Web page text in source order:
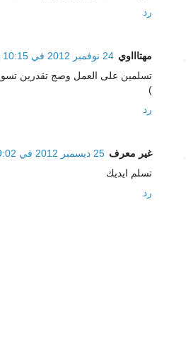
رد
مهتاااوي 24 نوفمبر 2012 في 10:15 م
تسلمين على العمل وصج تقدرين
)
رد
غير معرف 25 ديسمبر 2012 في 9:02 م
تسلم ايديك
رد